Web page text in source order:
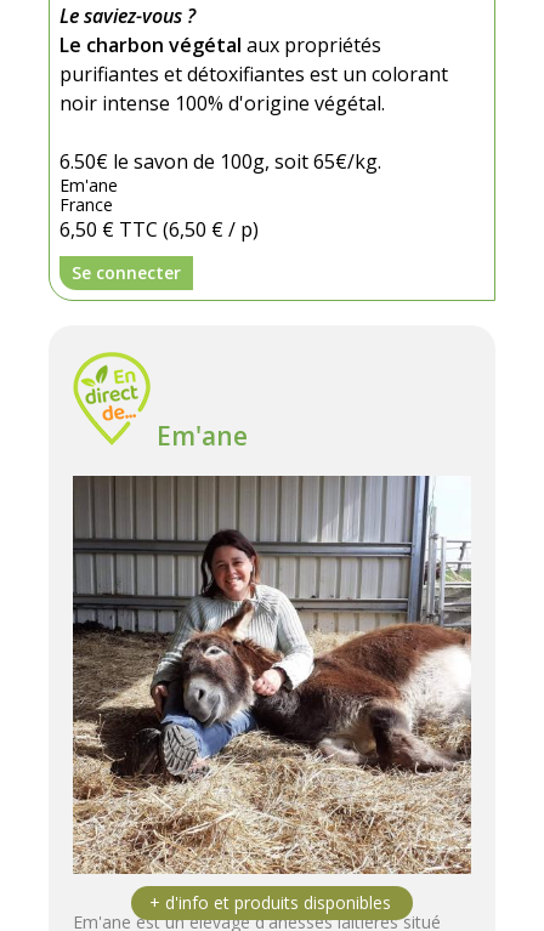
Le saviez-vous ?
Le charbon végétal aux propriétés
purifiantes et détoxifiantes est un colorant
noir intense 100% d'origine végétal.
6.50€ le savon de 100g, soit 65€/kg.
Em'ane
France
6,50 € TTC (6,50 € / p)
Se connecter
Em'ane
Em'ane est un élevage d'ânesses laitières situé